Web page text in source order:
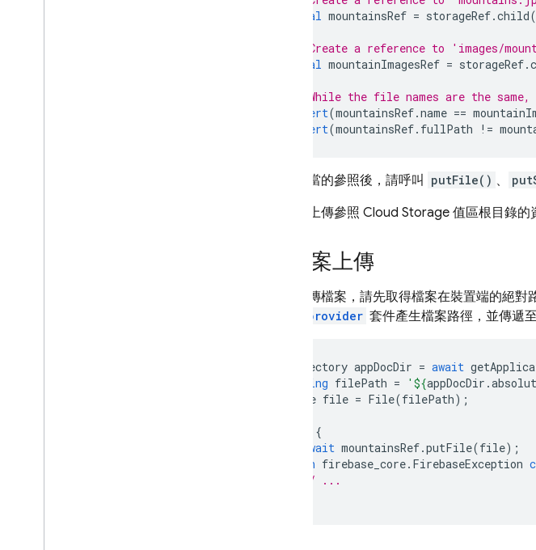
final mountainsRef = storageRef.child(
// Create a reference to 'images/
final mountainImagesRef = storageRef.
// While the file names are the
assert(mountainsRef.name ==
assert(mountainsRef. fullPath !=
建立適當的參照後，請呼叫 putFile() 、
您無法上傳參照 Cloud Storage 值區根目錄的
從檔案上傳
如要上傳檔案，請先取得檔案在裝置端的絕
path_provider 套件產生檔案路徑，並傳遞
Directory appDocDir = await
String filePath = ' ${appDocDir .
File file = File(filePath);
{
await mountainsRef.putFile(file);
on firebase_core. FirebaseException
// ...